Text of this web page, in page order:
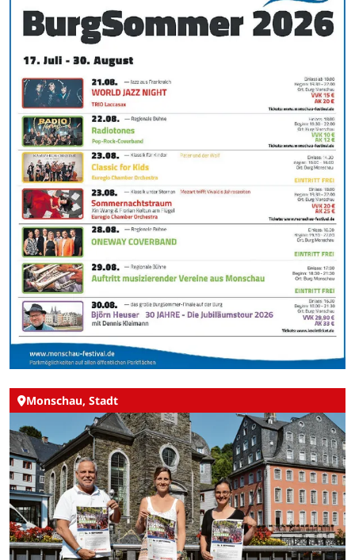
Monschau, Stadt